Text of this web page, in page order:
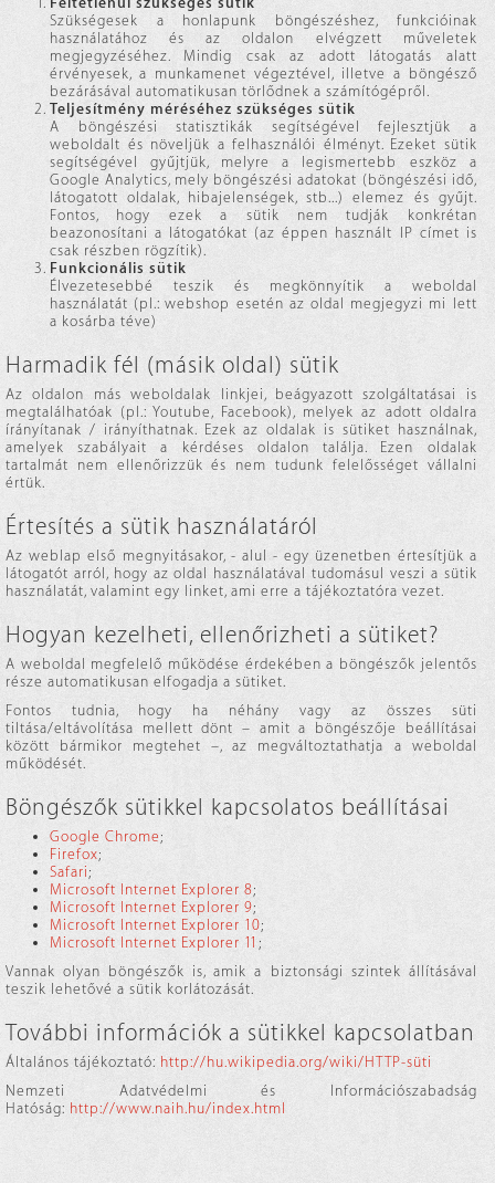
Szükségesek a honlapunk böngészéshez, funkcióinak
használatához és az oldalon elvégzett műveletek
megjegyzéséhez. Mindig csak az adott látogatás alatt
érvényesek, a munkamenet végeztével, illetve a böngésző
bezárásával automatikusan törlődnek a számítógépről.
Teljesítmény méréséhez szükséges sütik
A böngészési statisztikák segítségével fejlesztjük a
weboldalt és növeljük a felhasználói élményt. Ezeket sütik
segítségével gyűjtjük, melyre a legismertebb eszköz a
Google Analytics, mely böngészési adatokat (böngészési idő,
látogatott oldalak, hibajelenségek, stb...) elemez és gyűjt.
Fontos, hogy ezek a sütik nem tudják konkrétan
beazonosítani a látogatókat (az éppen használt IP címet is
csak részben rögzítik).
Funkcionális sütik
Élvezetesebbé teszik és megkönnyítik a weboldal
használatát (pl.: webshop esetén az oldal megjegyzi mi lett
a kosárba téve)
Harmadik fél (másik oldal) sütik
Az oldalon más weboldalak linkjei, beágyazott szolgáltatásai is
megtalálhatóak (pl.: Youtube, Facebook), melyek az adott oldalra
írányítanak / irányíthatnak. Ezek az oldalak is sütiket használnak,
amelyek szabályait a kérdéses oldalon találja. Ezen oldalak
tartalmát nem ellenőrizzük és nem tudunk felelősséget vállalni
értük.
Értesítés a sütik használatáról
Az weblap első megnyitásakor, - alul - egy üzenetben értesítjük a
látogatót arról, hogy az oldal használatával tudomásul veszi a sütik
használatát, valamint egy linket, ami erre a tájékoztatóra vezet.
Hogyan kezelheti, ellenőrizheti a sütiket?
A weboldal megfelelő működése érdekében a böngészők jelentős
része automatikusan elfogadja a sütiket.
Fontos tudnia, hogy ha néhány vagy az összes süti
tiltása/eltávolítása mellett dönt – amit a böngészője beállításai
között bármikor megtehet –, az megváltoztathatja a weboldal
működését.
Böngészők sütikkel kapcsolatos beállításai
Google Chrome ;
Firefox;
Safari ;
Microsoft Internet Explorer 8 ;
Microsoft Internet Explorer 9;
Microsoft Internet Explorer 10;
Microsoft Internet Explorer 11 ;
Vannak olyan böngészők is, amik a biztonsági szintek állításával
teszik lehetővé a sütik korlátozását.
További információk a sütikkel kapcsolatban
Általános tájékoztató: http://hu.wikipedia.org/wiki/HTTP-süti
Nemzeti Adatvédelmi és Információszabadság
Hatóság: http://www.naih.hu/index.html